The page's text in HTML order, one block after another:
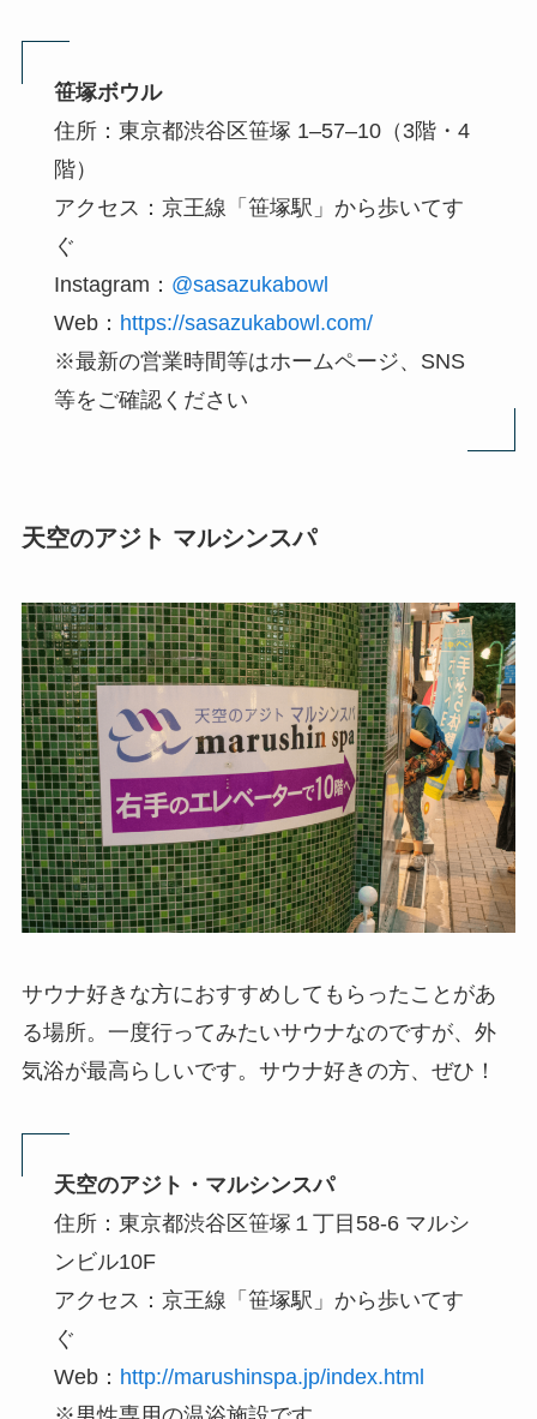
笹塚ボウル
住所：東京都渋谷区笹塚 1‒57‒10（3階・4
階）
アクセス：京王線「笹塚駅」から歩いてす
ぐ
Instagram： @sasazukabowl
Web： https://sasazukabowl.com/
※最新の営業時間等はホームページ、SNS
等をご確認ください
天空のアジト マルシンスパ
サウナ好きな方におすすめしてもらったことがあ
る場所。一度行ってみたいサウナなのですが、外
気浴が最高らしいです。サウナ好きの方、ぜひ！
天空のアジト・マルシンスパ
住所：東京都渋谷区笹塚１丁目58-6 マルシ
ンビル10F
アクセス：京王線「笹塚駅」から歩いてす
ぐ
Web： http://marushinspa.jp/index.html